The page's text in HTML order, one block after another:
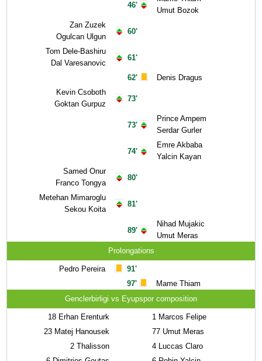
Zan Zuzek
Ogulcan Ulgun
Tom Dele-Bashiru
Dal Varesanovic
Kevin Csoboth
Goktan Gurpuz
Samed Onur
Franco Tongya
Metehan Mimaroglu
Sekou Koita
46'
60'
61'
62'
73'
73'
74'
80'
81'
89'
Umut Bozok
Denis Dragus
Prince Ampem
Serdar Gurler
Emre Akbaba
Yalcin Kayan
Nihad Mujakic
Umut Meras
Prolongations
Pedro Pereira
91'
97'
Mame Thiam
Genclerbirligi vs Eyupspor composition
18 Erhan Erenturk
23 Matej Hanousek
2 Thalisson
1 Marcos Felipe
77 Umut Meras
4 Luccas Claro